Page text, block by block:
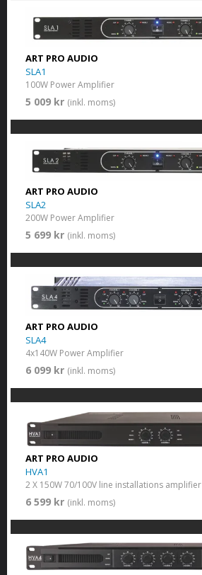
ART PRO AUDIO
SLA1
100W Power Amplifier
5 009 kr (inkl. moms)
ART PRO AUDIO
SLA2
200W Power Amplifier
5 699 kr (inkl. moms)
ART PRO AUDIO
SLA4
4x140W Power Amplifier
6 099 kr (inkl. moms)
ART PRO AUDIO
HVA1
2 X 150W 70/100V line installations amplifier
6 599 kr (inkl. moms)